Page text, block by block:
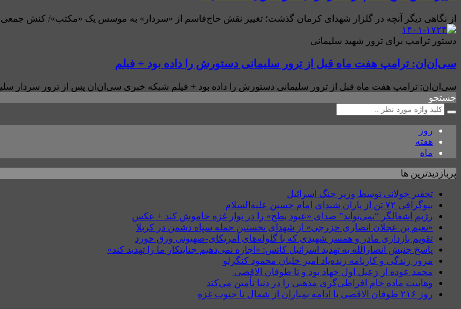
از نگاهی دیگر آنچه در گلزار شهدای کرمان گذشت؛ تغییر نقش حاج‌قاسم از «سردار» به موسس یک «مکتب»/ کنش جمعی
دستور ترامپ برای ترور شهید سلیمانی
سی‌ان‌ان: ترامپ هفت ماه قبل از ترور سلیمانی دستورش را داده بود + فیلم
سی‌ان‌ان: ترامپ هفت ماه قبل از ترور سلیمانی دستورش را داده بود + فیلم شبکه خبری سی‌ان‌ان پس از ترور سردار
جستجو
روز
هفته
ماه
پربازدیدترین ها
تحقیر جولانی توسط وزیر جنگ اسرائیل
بیوگرافی ۷۲ تن از یاران شیدای امام حسین علیه‌السلام
رژیم اشغالگر “نمی‌تواند” صدای «عبود بطح» را در نوار غزه خاموش کند + عکس
«نعیم بن عجلان انصاری خزرجی» از شهدای نخستین حمله سپاه دشمن در کربلا
تقویم بارداری مادر و همسر شهیدی که با گلوله‌های آمریکای-صهیونی ورق خورد
پاسخ جنبش انصارالله به تهدید اسرائیل کاتس: «اجازه نمی‌دهیم جنایتکار ما را تهدید کند»
مرور زندگی و کارنامه زنده‌یاد امیر خلبان محمود کنگرلو
محمد عوده از رَعیل اول جهاد بود و تا طوفان الاقصی
وهابیت ماده خام افراطی‌گری مذهبی را در دنیا تأمین می‌کند
روز ۲۱۶ طوفان الاقصی با ادامه بمباران از شمال تا جنوب غزه